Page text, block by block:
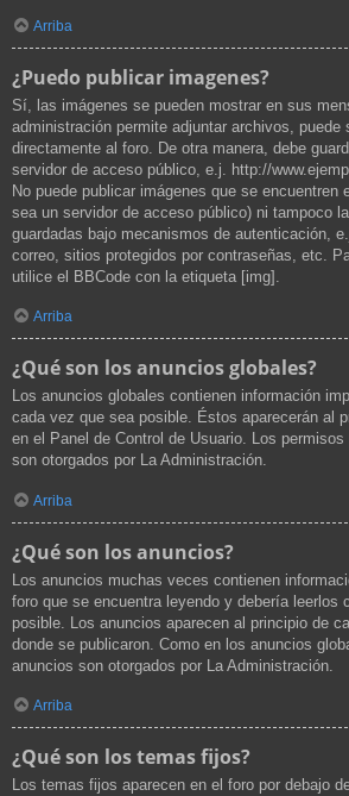
Arriba
¿Puedo publicar imagenes?
Sí, las imágenes se pueden mostrar en sus
administración permite adjuntar archivos, puede
directamente al foro. De otra manera, debe
servidor de acceso público, e.j. http://
No puede publicar imágenes que se encuentren
sea un servidor de acceso público) ni tampoco
guardadas bajo mecanismos de autenticación,
correo, sitios protegidos por contraseñas, etc.
utilice el BBCode con la etiqueta [img].
Arriba
¿Qué son los anuncios globales?
Los anuncios globales contienen información
cada vez que sea posible. Éstos aparecerán al
en el Panel de Control de Usuario. Los
son otorgados por La Administración.
Arriba
¿Qué son los anuncios?
Los anuncios muchas veces contienen
foro que se encuentra leyendo y debería leerlos
posible. Los anuncios aparecen al principio de
donde se publicaron. Como en los anuncios
anuncios son otorgados por La Administración.
Arriba
¿Qué son los temas fijos?
Los temas fijos aparecen en el foro por debajo